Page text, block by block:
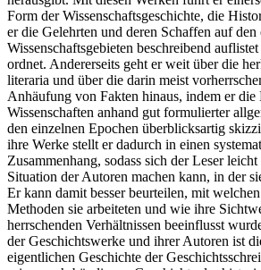
Form der Wissenschaftsgeschichte, die
er die Gelehrten und deren Schaffen auf den
Wissenschaftsgebieten beschreibend
ordnet. Andererseits geht er weit über die
literaria und über die darin meist
Anhäufung von Fakten hinaus, indem er
Wissenschaften anhand gut formulierter
den einzelnen Epochen überblicksartig
ihre Werke stellt er dadurch in einen
Zusammenhang, sodass sich der Leser
Situation der Autoren machen kann, in der
Er kann damit besser beurteilen, mit
Methoden sie arbeiteten und wie ihre
herrschenden Verhältnissen beeinflusst
der Geschichtswerke und ihrer Autoren ist
eigentlichen Geschichte der